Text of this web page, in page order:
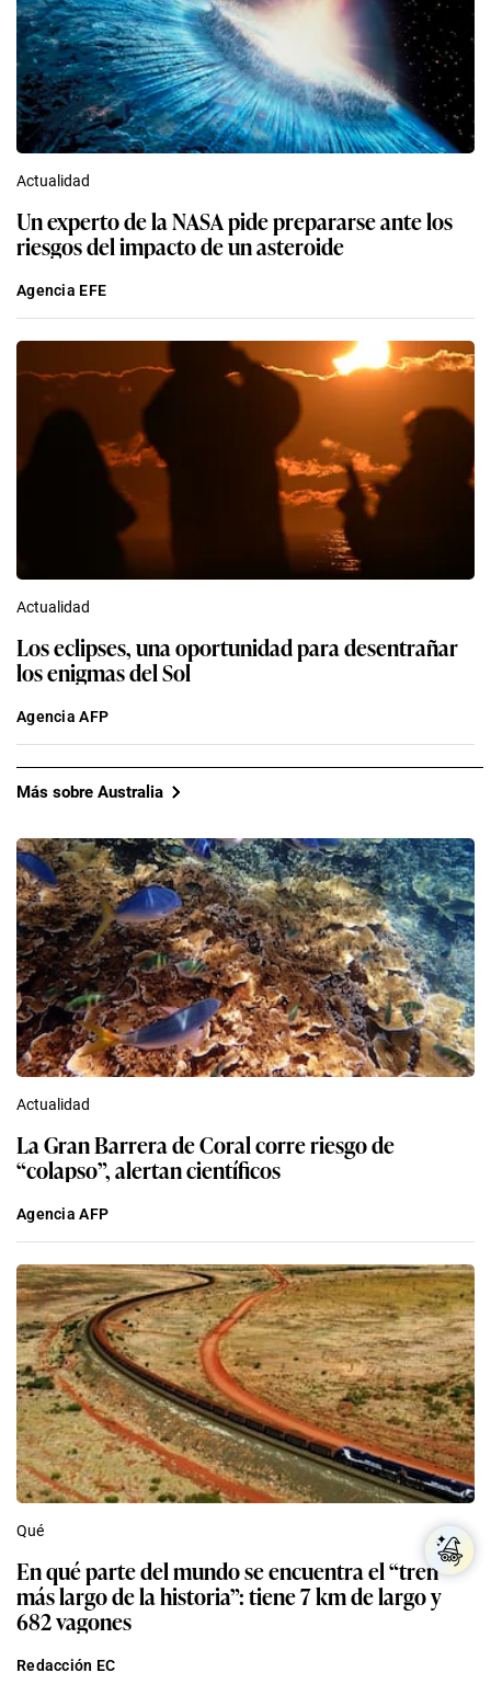
Actualidad
Un experto de la NASA pide prepararse ante los
riesgos del impacto de un asteroide
Agencia EFE
Actualidad
Los eclipses, una oportunidad para desentrañar
los enigmas del Sol
Agencia AFP
Más sobre Australia
Actualidad
La Gran Barrera de Coral corre riesgo de
“colapso”, alertan científicos
Agencia AFP
Qué
En qué parte del mundo se encuentra el “tren
más largo de la historia”: tiene 7 km de largo y
682 vagones
Redacción EC